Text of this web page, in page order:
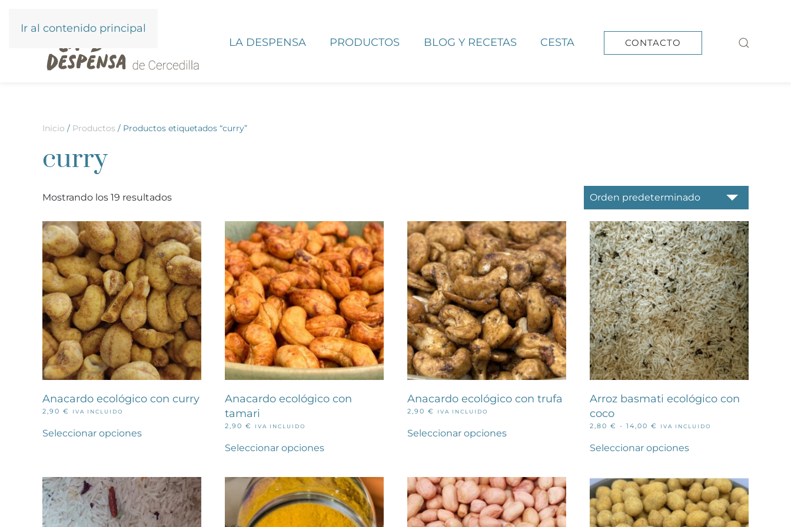
Ir al contenido principal
LA DESPENSA
PRODUCTOS BLOG Y RECETAS CESTA CONTACTO
Inicio / Productos / Productos etiquetados “curry”
curry
Mostrando los 19 resultados
Anacardo ecológico con curry
2,90 € IVA INCLUIDO
Seleccionar opcionesproducto
Las
opciones
se
pueden
elegir
Anacardo ecológico con
tamari
2,90 € IVA INCLUIDO
Seleccionar opcionesproducto
variantes.
Las
opciones
se
Anacardo ecológico con trufa
2,90 € IVA INCLUIDO
Seleccionar opcionesproducto
Las
opciones
se
pueden
elegir
Arroz basmati ecológico con
coco
2,80 € - 14,00 €
RANGO
PRECIOS:
DESDE
14,00 €
IVA INCLUIDO
Seleccionar opcionesproducto
variantes.
Las
opciones
se